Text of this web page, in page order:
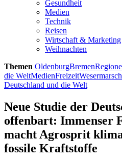
Gesundheit
Medien
Technik
Reisen
Wirtschaft & Marketing
Weihnachten
Themen OldenburgBremen
die WeltMedienFreizeitWesermarsch
Deutschland und die Welt
Neue Studie der
offenbart: Immenser
macht Agrosprit
fossile Kraftstoffe